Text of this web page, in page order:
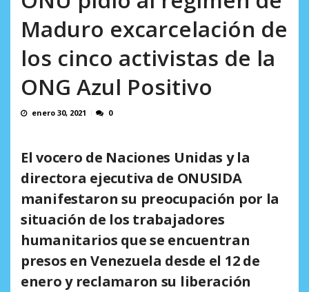
Maduro excarcelación de
los cinco activistas de la
ONG Azul Positivo
enero 30, 2021 0
El vocero de Naciones Unidas y la
directora ejecutiva de ONUSIDA
manifestaron su preocupación por la
situación de los trabajadores
humanitarios que se encuentran
presos en Venezuela desde el 12 de
enero y reclamaron su liberación